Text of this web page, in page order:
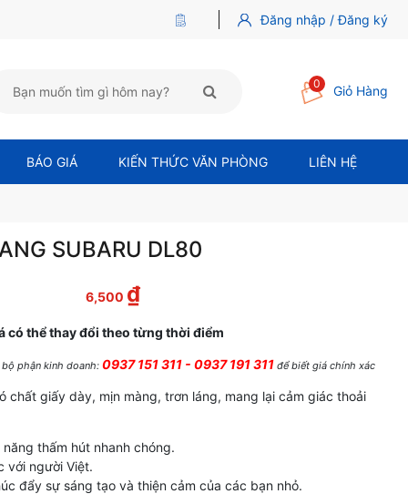
Đăng nhập / Đăng ký
0 Giỏ Hàng
BÁO GIÁ KIẾN THỨC VĂN PHÒNG LIÊN HỆ
SUBARU DL80
6,500 ₫
có thể thay đổi theo từng thời điểm
phận kinh doanh: 0937 151 311 - 0937 191 311 để biết giá chính xác
chất giấy dày, mịn màng, trơn láng, mang lại cảm giác thoải
thấm hút nhanh chóng.
với người Việt.
đẩy sự sáng tạo và thiện cảm của các bạn nhỏ.